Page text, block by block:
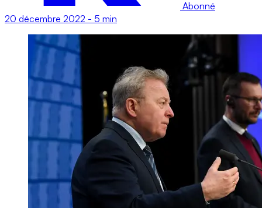
Abonné
20 décembre 2022 - 5 min